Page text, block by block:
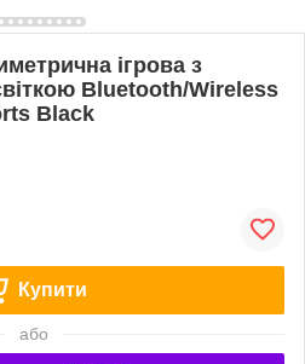
ігрова з
Bluetooth/Wireless
Black
Купити
або